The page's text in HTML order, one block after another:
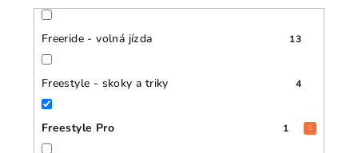
Freeride - volná jízda 13
Freestyle - skoky a triky 4
Freestyle Pro 1